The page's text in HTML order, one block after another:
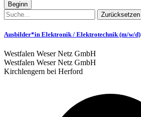
Beginn
Zurücksetzen
Ausbilder*in Elektronik / Elektrotechnik (m/w/d)
Westfalen Weser Netz GmbH
Westfalen Weser Netz GmbH
Kirchlengern bei Herford